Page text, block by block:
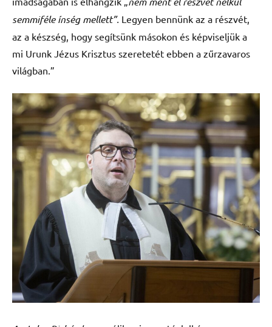
semmiféle ínség mellett”. Legyen bennünk az a részvét,
az a készség, hogy segítsünk másokon és képviseljük a
mi Urunk Jézus Krisztus szeretetét ebben a zűrzavaros
világban.”